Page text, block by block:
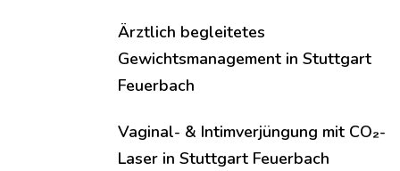
Ärztlich begleitetes
Gewichtsmanagement in Stuttgart
Feuerbach
Vaginal- & Intimverjüngung mit CO₂-
Laser in Stuttgart Feuerbach